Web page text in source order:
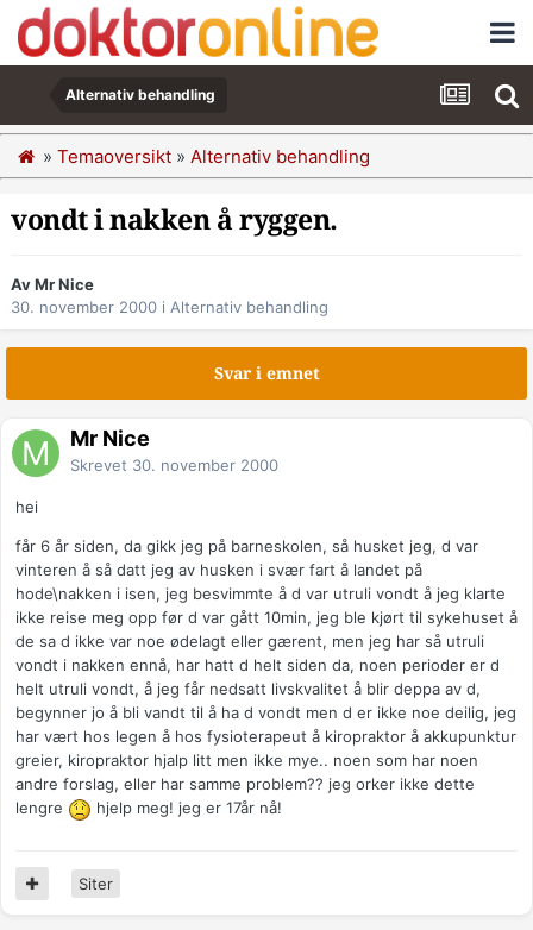
Alternativ behandling
» Temaoversikt » Alternativ behandling
vondt i nakken å ryggen.
Av Mr Nice
30. november 2000 i Alternativ behandling
Svar i emnet
Mr Nice
Skrevet 30. november 2000
hei
får 6 år siden, da gikk jeg på barneskolen, så husket jeg, d var
vinteren å så datt jeg av husken i svær fart å landet på
hode\nakken i isen, jeg besvimmte å d var utruli vondt å jeg klarte
ikke reise meg opp før d var gått 10min, jeg ble kjørt til sykehuset å
de sa d ikke var noe ødelagt eller gærent, men jeg har så utruli
vondt i nakken ennå, har hatt d helt siden da, noen perioder er d
helt utruli vondt, å jeg får nedsatt livskvalitet å blir deppa av d,
begynner jo å bli vandt til å ha d vondt men d er ikke noe deilig, jeg
har vært hos legen å hos fysioterapeut å kiropraktor å akkupunktur
greier, kiropraktor hjalp litt men ikke mye.. noen som har noen
andre forslag, eller har samme problem?? jeg orker ikke dette
lengre
hjelp meg! jeg er 17år nå!
Siter